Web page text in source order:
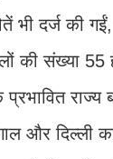
भी दर्ज की
की संख्या 55
राज्य
और दिल्ली